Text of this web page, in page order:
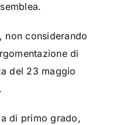
non considerando
di
del 23 maggio
di primo grado,